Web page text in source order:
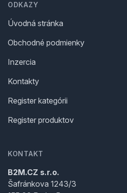
ODKAZY
Úvodná stránka
Obchodné podmienky
Inzercia
Kontakty
Register kategórii
Register produktov
KONTAKT
B2M.CZ s.r.o.
Šafránkova 1243/3